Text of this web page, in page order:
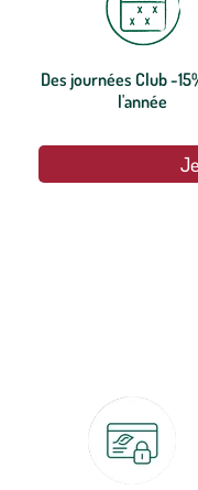
Des journées Club -
l'année